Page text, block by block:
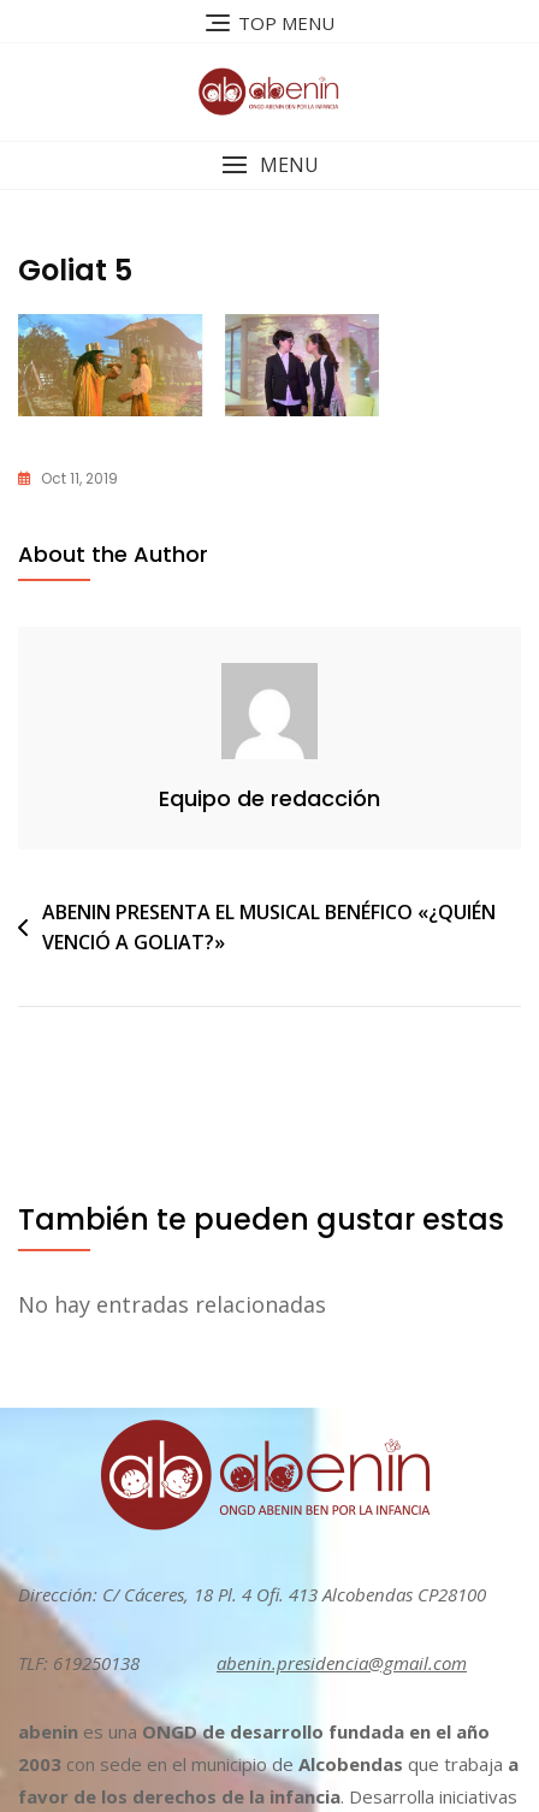
TOP MENU
MENU
Goliat 5
Oct 11, 2019
About the Author
Equipo de redacción
Navegación
de
ABENIN PRESENTA EL MUSICAL BENÉFICO «¿QUIÉN
VENCIÓ A GOLIAT?»
También te pueden gustar estas
No hay entradas relacionadas
Dirección: C/ Cáceres, 18 Pl. 4 Ofi. 413 Alcobendas CP28100
TLF: 619250138 abenin.presidencia@gmail.com
abenin es una ONGD de desarrollo fundada en el año
2003 con sede en el municipio de Alcobendas que trabaja a
favor de los derechos de la infancia. Desarrolla iniciativas